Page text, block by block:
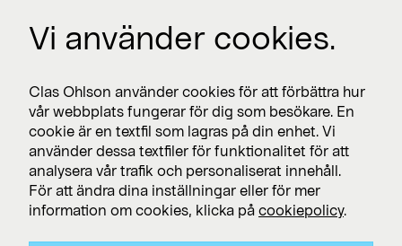
Lediga jobb >
Nyhetsrum >
Prenumerera
Prenumerera på pressmeddelanden och finansiella
Vi använder cookies.
Clas Ohlson använder cookies för att förbättra hur
vår webbplats fungerar för dig som besökare. En
cookie är en textfil som lagras på din enhet. Vi
använder dessa textfiler för funktionalitet för att
analysera vår trafik och personaliserat innehåll.
För att ändra dina inställningar eller för mer
information om cookies, klicka på cookiepolicy.